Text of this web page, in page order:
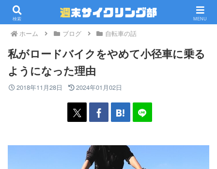
PR
ホーム ブログ 自転車の話
私がロードバイクをやめて小径車に乗る
ようになった理由
2018年11月28日 2024年01月02日
検索 MENU